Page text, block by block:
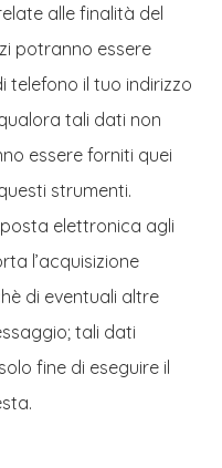
alle finalità del
potranno essere
telefono il tuo indirizzo
tali dati non
essere forniti quei
strumenti.
elettronica agli
l’acquisizione
di eventuali altre
tali dati
fine di eseguire il